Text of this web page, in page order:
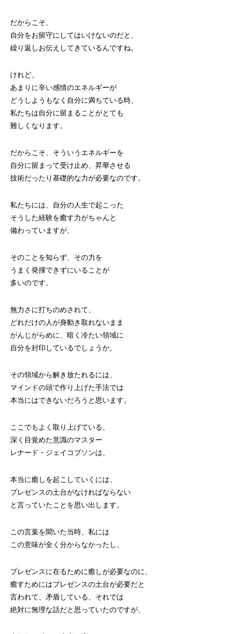
だからこそ、
自分をお留守にしてはいけないのだと、
繰り返しお伝えしてきているんですね。
けれど、
あまりに辛い感情のエネルギーが
どうしようもなく自分に満ちている時、
私たちは自分に留まることがとても
難しくなります。
だからこそ、そういうエネルギーを
自分に留まって受け止め、昇華させる
技術だったり基礎的な力が必要なのです。
私たちには、自分の人生で起こった
そうした経験を癒す力がちゃんと
備わっていますが、
そのことを知らず、その力を
うまく発揮できずにいることが
多いのです。
無力さに打ちのめされて、
どれだけの人が身動き取れないまま
がんじがらめに、暗く冷たい領域に
自分を封印しているでしょうか。
その領域から解き放たれるには、
マインドの頭で作り上げた手法では
本当にはできないだろうと思います。
ここでもよく取り上げている、
深く目覚めた意識のマスター
レナード・ジェイコブソンは、
本当に癒しを起こしていくには、
プレゼンスの土台がなければならない
と言っていたことを思い出します。
この言葉を聞いた当時、私には
この意味が全く分からなかったし、
プレゼンスに在るために癒しが必要なのに、
癒すためにはプレゼンスの土台が必要だと
言われて、矛盾している、それでは
絶対に無理な話だと思っていたのですが、